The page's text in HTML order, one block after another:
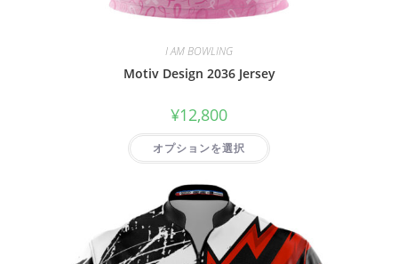
I AM BOWLING
Motiv Design 2036 Jersey
¥12,800
オプションを選択